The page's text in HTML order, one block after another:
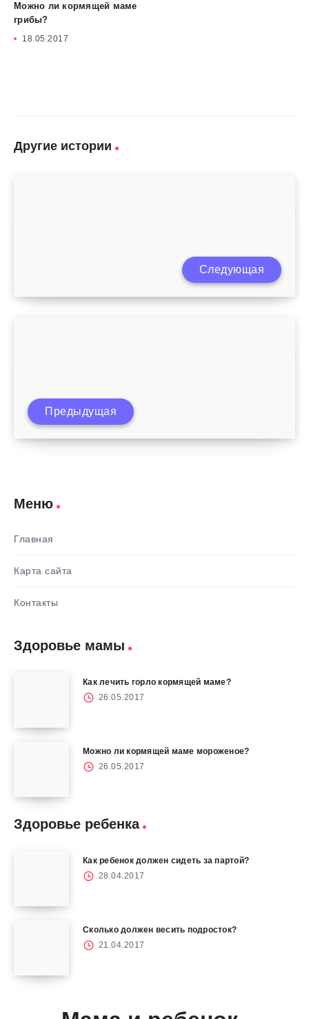
Можно ли кормящей маме
грибы?
18.05.2017
Другие истории
Ребенок не агукает в 3 месяца Следующая
Как отучить ребенка от сосания пальца в
Предыдущая
Меню
Главная
Карта сайта
Контакты
Здоровье мамы
Как лечить горло кормящей маме?
26.05.2017
Можно ли кормящей маме мороженое?
26.05.2017
Здоровье ребенка
Как ребенок должен сидеть за партой?
28.04.2017
Сколько должен весить подросток?
21.04.2017